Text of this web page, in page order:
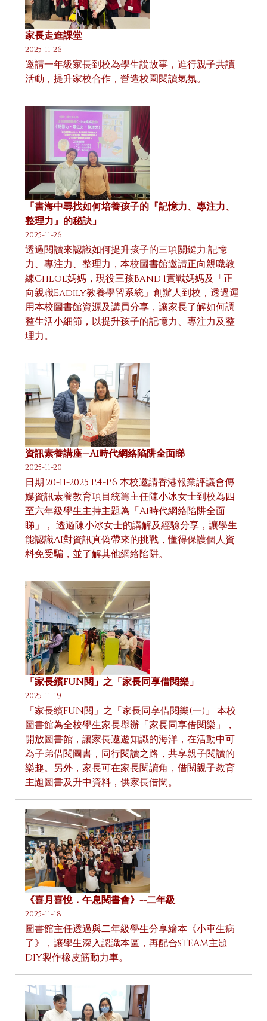
家長走進課堂
2025-11-26
邀請一年級家長到校為學生說故事，進行親子共讀
活動，提升家校合作，營造校園閱讀氣氛。
「書海中尋找如何培養孩子的『記憶力、專注力、
整理力』的秘訣」
2025-11-26
透過閱讀來認識如何提升孩子的三項關鍵力:記憶
力、專注力、整理力，本校圖書館邀請正向親職教
練Chloe媽媽，現役三孩Band 1實戰媽媽及「正
向親職Eadily教養學習系統」創辦人到校，透過運
用本校圖書館資源及講員分享，讓家長了解如何調
整生活小細節，以提升孩子的記憶力、專注力及整
理力。
資訊素養講座--AI時代網絡陷阱全面睇
2025-11-20
日期:20-11-2025 P.4-P.6 本校邀請香港報業評議會傳
媒資訊素養教育項目統籌主任陳小冰女士到校為四
至六年級學生主持主題為「AI時代網絡陷阱全面
睇」， 透過陳小冰女士的講解及經驗分享，讓學生
能認識AI對資訊真偽帶來的挑戰，懂得保護個人資
料免受騙，並了解其他網絡陷阱。
「家長繽FUN閱」之「家長同享借閱樂」
2025-11-19
「家長繽FUN閱」之「家長同享借閱樂(一)」 本校
圖書館為全校學生家長舉辦「家長同享借閱樂」，
開放圖書館，讓家長遨遊知識的海洋，在活動中可
為子弟借閱圖書，同行閱讀之路，共享親子閱讀的
樂趣。另外，家長可在家長閱讀角，借閱親子教育
主題圖書及升中資料，供家長借閱。
《喜月喜悅．午息閱書會》--二年級
2025-11-18
圖書館主任透過與二年級學生分享繪本《小車生病
了》，讓學生深入認識本區，再配合STEAM主題
DIY製作橡皮筋動力車。